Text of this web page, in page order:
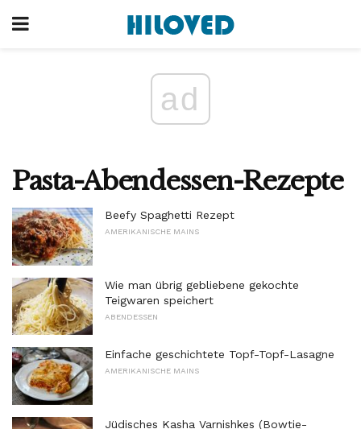
ad
Pasta-Abendessen-Rezepte
Beefy Spaghetti Rezept
AMERIKANISCHE MAINS
Wie man übrig gebliebene gekochte
Teigwaren speichert
ABENDESSEN
Einfache geschichtete Topf-Topf-Lasagne
AMERIKANISCHE MAINS
Jüdisches Kasha Varnishkes (Bowtie-